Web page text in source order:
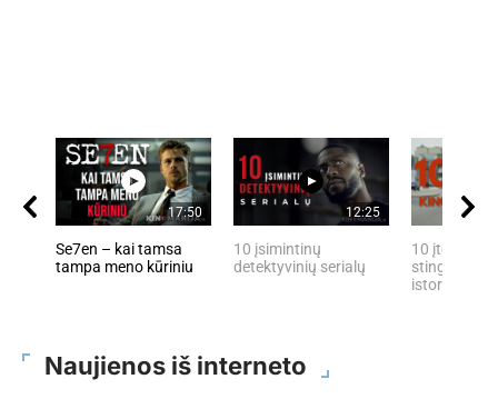
17:50
Se7en – kai tamsa
tampa meno kūriniu
12:25
10 įsimintinų
detektyvinių serialų
10 įtemptų,
stingdančių
istorijų
Naujienos iš interneto